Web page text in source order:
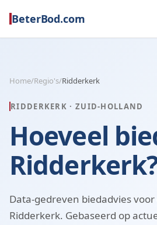
BeterBod.com
Home/Regio's/Ridderkerk
RIDDERKERK · ZUID-HOLLAND
Hoeveel
Data-gedreven biedadvies
Ridderkerk. Gebaseerd op